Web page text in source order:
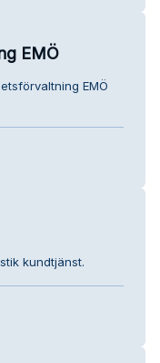
EMÖ
EMÖ
kundtjänst.